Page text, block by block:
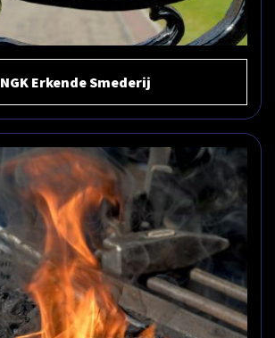
NGK Erkende Smederij